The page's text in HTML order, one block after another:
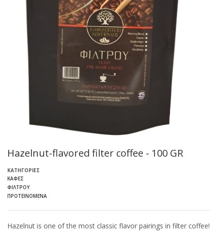
Hazelnut-flavored filter coffee - 100 GR
ΚΑΤΗΓΟΡΊΕΣ
ΚΑΦΈΣ
ΦΊΛΤΡΟΥ
ΠΡΟΤΕΙΝΌΜΕΝΑ
Hazelnut is one of the most classic flavor pairings in filter coffee!